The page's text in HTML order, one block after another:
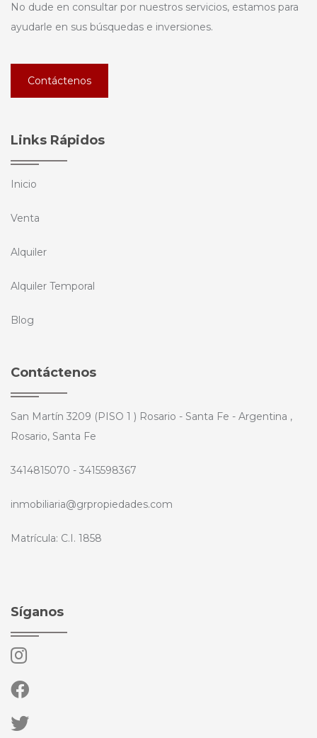
No dude en consultar por nuestros servicios, estamos para
ayudarle en sus búsquedas e inversiones.
Contáctenos
Links Rápidos
Inicio
Venta
Alquiler
Alquiler Temporal
Blog
Contáctenos
San Martín 3209 (PISO 1 ) Rosario - Santa Fe - Argentina ,
Rosario, Santa Fe
3414815070 - 3415598367
inmobiliaria@grpropiedades.com
Matrícula: C.I. 1858
Síganos